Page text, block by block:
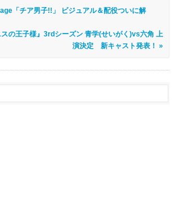
「チア男子!!」 ビジュアル＆配役ついに解
スの王子様』3rdシーズン 青学(せいがく)vs六角 上
演決定 新キャスト発表！ »